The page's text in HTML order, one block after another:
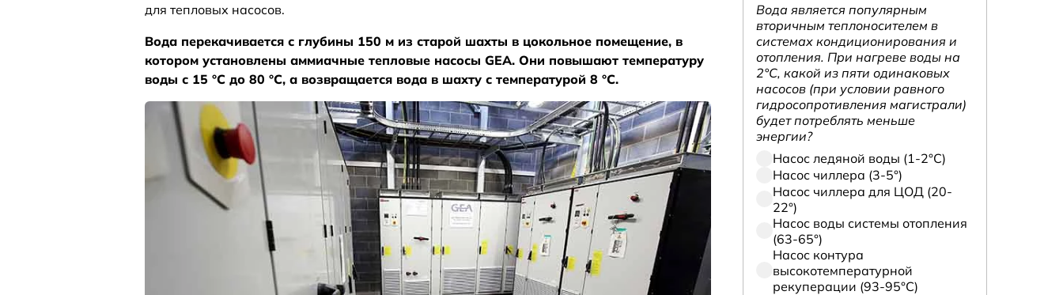
для тепловых насосов.
Вода перекачивается с глубины 150 м из старой шахты в цокольное помещение, в
котором установлены аммиачные тепловые насосы GEA. Они повышают температуру
воды с 15 °C до 80 °C, а возвращается вода в шахту с температурой 8 °C.
Вода является популярным
вторичным теплоносителем в
системах кондиционирования и
отопления. При нагреве воды на
2°С, какой из пяти одинаковых
насосов (при условии равного
гидросопротивления магистрали)
будет потреблять меньше
энергии?
Насос ледяной воды (1-2°С)
Насос чиллера (3-5°)
Насос чиллера для ЦОД (20-
22°)
Насос воды системы отопления
(63-65°)
Насос контура
высокотемпературной
рекуперации (93-95°С)